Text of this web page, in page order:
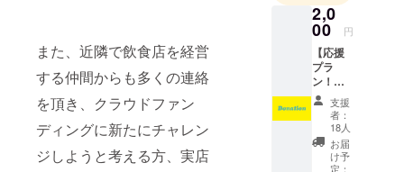
また、近隣で飲食店を経営
する仲間からも多くの連絡
を頂き、クラウドファン
ディングに新たにチャレン
ジしようと考える方、実店
2,0
00 円
【応援
プラ
ン！】
とにか
く応援
した
い！そ
んな方
はこち
支援
者：
18人
お届
け予
定：